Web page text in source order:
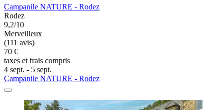
Campanile NATURE - Rodez
Rodez
9,2/10
Merveilleux
(111 avis)
70 €
taxes et frais compris
4 sept. - 5 sept.
Campanile NATURE - Rodez